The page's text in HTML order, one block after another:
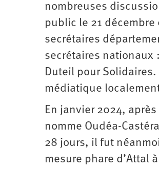
nombreuses
public le 21
secrétaires
secrétaires nationaux
Duteil pour Solidaires.
médiatique
En janvier 2024,
nomme Oudéa-
28 jours, il fut
mesure phare d’Attal